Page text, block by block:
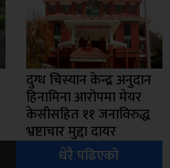
दुग्ध चिस्यान केन्द्र अनुदान
हिनामिना आरोपमा मेयर
केसीसहित ११ जनाविरुद्ध
भ्रष्टाचार मुद्दा दायर
धेरै पढिएको